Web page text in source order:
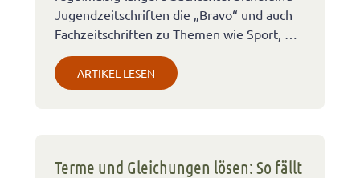
Jugendzeitschriften die „Bravo“ und auch
Fachzeitschriften zu Themen wie Sport, …
ARTIKEL LESEN
Terme und Gleichungen lösen: So fällt